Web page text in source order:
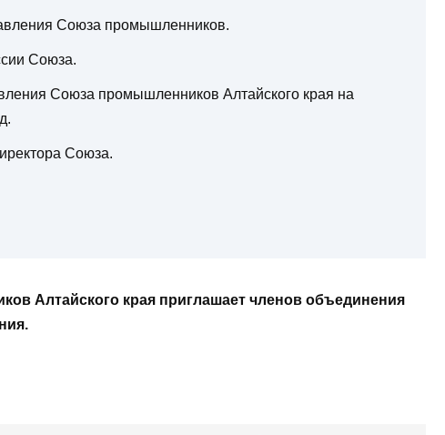
Союза промышленников.
Союза.
Союза промышленников Алтайского края на
Союза.
Алтайского края приглашает членов объединения